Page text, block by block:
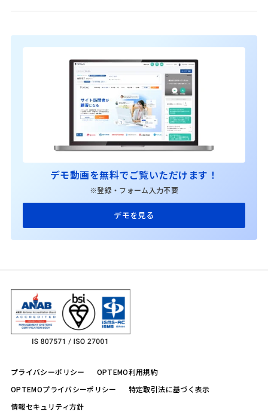
デモ動画を無料でご覧いただけます！
※登録・フォーム入力不要
デモを見る
プライバシーポリシー
OPTEMO利用規約
OPTEMOプライバシーポリシー
特定取引法に基づく表示
情報セキュリティ方針